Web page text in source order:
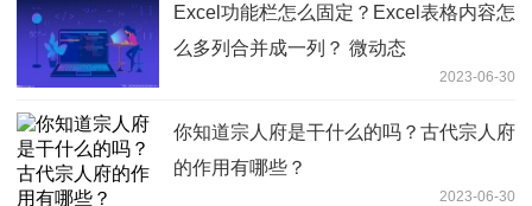
Excel功能栏怎么固定？Excel表格内容怎
么多列合并成一列？ 微动态
2023-06-30
你知道宗人府是干什么的吗？古代宗人府
的作用有哪些？
2023-06-30